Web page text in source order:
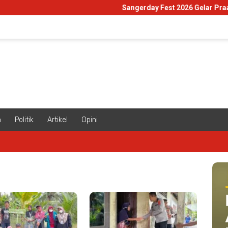
Sangerday Fest 2026 Gelar
Politik Artikel Opini